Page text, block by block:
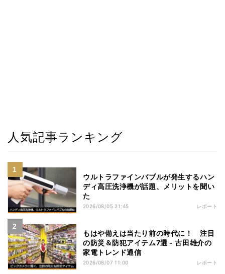
人気記事ランキング
ウルトラファインバブルが発生するハン
ディ高圧洗浄機が話題、メリットを聞い
た
2026/08/05 21:45 レポート
もはや備えは当たり前の時代に！ 注目
の防災＆防犯アイテム7選 - 古田雄介の
家電トレンド通信
2026/08/07 11:00 レポート